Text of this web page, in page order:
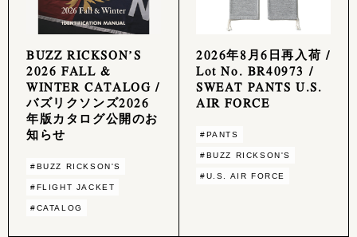
BUZZ RICKSON’S
2026 FALL &
WINTER CATALOG /
バズリクソンズ2026
年版カタログ公開のお
知らせ
#BUZZ RICKSON'S
#FLIGHT JACKET
#CATALOG
2026年8月6日再入荷 /
Lot No. BR40973 /
SWEAT PANTS U.S.
AIR FORCE
#PANTS
#BUZZ RICKSON'S
#U.S. AIR FORCE